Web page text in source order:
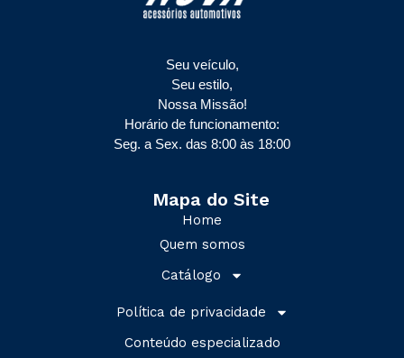
Seu veículo,
Seu estilo,
Nossa Missão!
Horário de funcionamento:
Seg. a Sex. das 8:00 às 18:00
Mapa do Site
Home
Quem somos
Catálogo
Política de privacidade
Conteúdo especializado